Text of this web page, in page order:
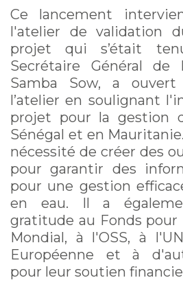
Ce lancement
l'atelier de validation
projet qui s’était
Secrétaire Général de
Samba Sow, a
l’atelier en soulignant
projet pour la gestion
Sénégal et en
nécessité de créer des
pour garantir des
pour une gestion
en eau. Il a
gratitude au Fonds
Mondial, à l'OSS, à
Européenne et à
pour leur soutien